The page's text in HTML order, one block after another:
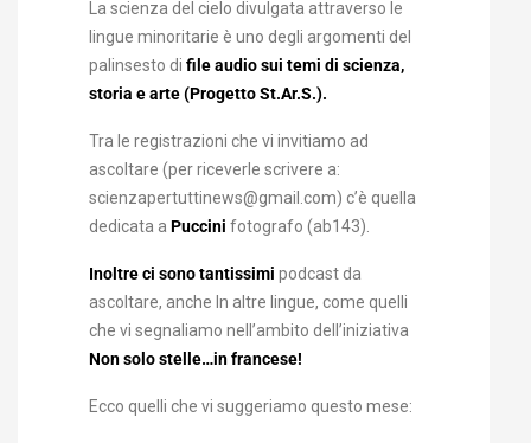
La scienza del cielo divulgata attraverso le
lingue minoritarie è uno degli argomenti del
palinsesto di file audio sui temi di scienza,
storia e arte (Progetto St.Ar.S.).
Tra le registrazioni che vi invitiamo ad
ascoltare (per riceverle scrivere a:
scienzapertuttinews@gmail.com) c’è quella
dedicata a Puccini fotografo (ab143).
Inoltre ci sono tantissimi podcast da
ascoltare, anche In altre lingue, come quelli
che vi segnaliamo nell’ambito dell’iniziativa
Non solo stelle…in francese!
Ecco quelli che vi suggeriamo questo mese: